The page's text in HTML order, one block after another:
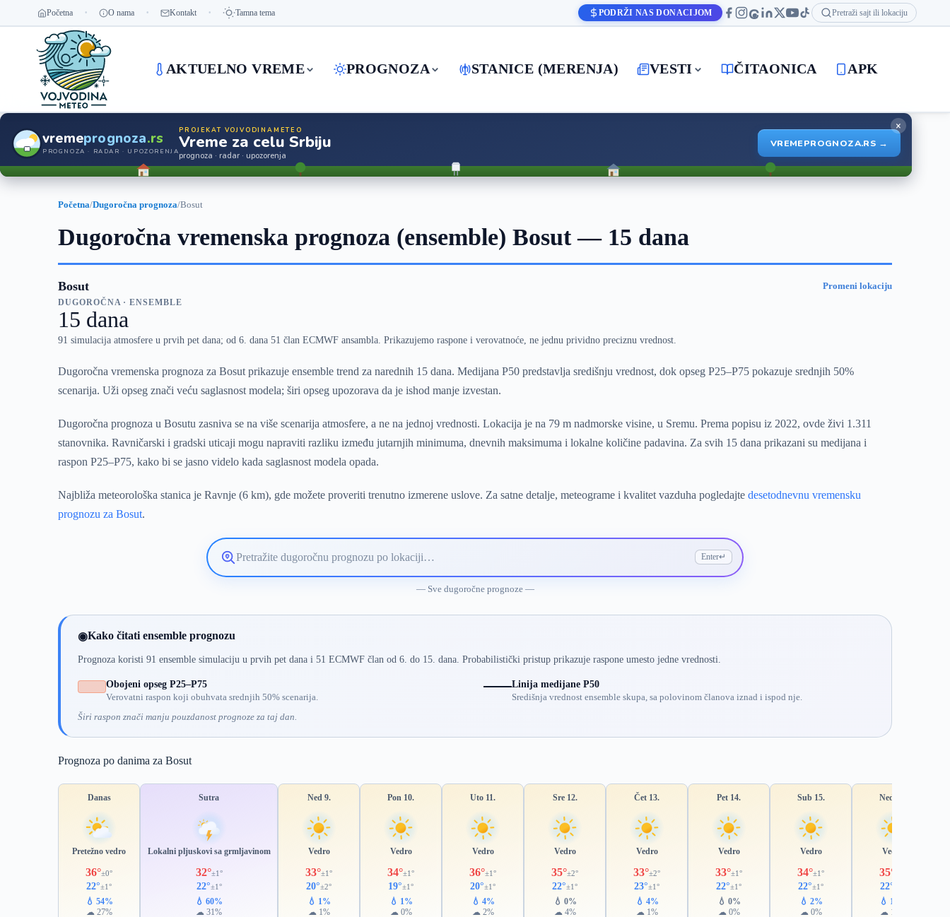
Početna O nama Kontakt Tamna tema PODRŽI NAS DONACIJOM Pretraži sajt ili lokaciju
AKTUELNO VREME PROGNOZA STANICE (MERENJA) VESTI ČITAONICA APK
vremeprognoza.rs
PROGNOZA · RADAR · UPOZORENJA
PROJEKAT VOJVODINAMETEO
Vreme za celu Srbiju
prognoza · radar · upozorenja
VREMEPROGNOZA.RS →
×
Početna/Dugoročna prognoza/Bosut
Dugoročna vremenska prognoza (ensemble) Bosut — 15 dana
Bosut Promeni lokaciju
DUGOROČNA · ENSEMBLE
15 dana
91 simulacija atmosfere u prvih pet dana; od 6. dana 51 član ECMWF ansambla. Prikazujemo raspone i verovatnoće, ne jednu prividno preciznu vrednost.
Dugoročna vremenska prognoza za Bosut prikazuje ensemble trend za narednih 15 dana. Medijana P50 predstavlja središnju vrednost, dok opseg P25–P75 pokazuje srednjih 50%
scenarija. Uži opseg znači veću saglasnost modela; širi opseg upozorava da je ishod manje izvestan.
Dugoročna prognoza u Bosutu zasniva se na više scenarija atmosfere, a ne na jednoj vrednosti. Lokacija je na 79 m nadmorske visine, u Sremu. Prema popisu iz 2022, ovde živi 1.311
stanovnika. Ravničarski i gradski uticaji mogu napraviti razliku između jutarnjih minimuma, dnevnih maksimuma i lokalne količine padavina. Za svih 15 dana prikazani su medijana i
raspon P25–P75, kako bi se jasno videlo kada saglasnost modela opada.
Najbliža meteorološka stanica je Ravnje (6 km), gde možete proveriti trenutno izmerene uslove. Za satne detalje, meteograme i kvalitet vazduha pogledajtedesetodnevnu vremensku
prognozu za Bosut.
Pretražite
lokaciju
Enter↵
— Sve dugoročne prognoze —
◉Kako čitati ensemble prognozu
Prognoza koristi 91 ensemble simulaciju u prvih pet dana i 51 ECMWF član od 6. do 15. dana. Probabilistički pristup prikazuje raspone umesto jedne vrednosti.
Obojeni opseg P25–P75
Verovatni raspon koji obuhvata srednjih 50% scenarija.
Linija medijane P50
Središnja vrednost ensemble skupa, sa polovinom članova iznad i ispod nje.
Širi raspon znači manju pouzdanost prognoze za taj dan.
Prognoza po danima za Bosut
Danas
Pretežno vedro
36°±0°
22°±1°
💧 54%
☁ 27%
Sutra
Lokalni pljuskovi sa grmljavinom
32°±1°
22°±1°
💧 60%
☁ 31%
Ned 9.
Vedro
33°±1°
20°±2°
💧 1%
☁ 1%
Pon 10.
Vedro
34°±1°
19°±1°
💧 1%
☁ 0%
Uto 11.
Vedro
36°±1°
20°±1°
💧 4%
☁ 2%
Sre 12.
Vedro
35°±2°
22°±1°
💧 0%
☁ 4%
Čet 13.
Vedro
33°±2°
23°±1°
💧 4%
☁ 1%
Pet 14.
Vedro
33°±1°
22°±1°
💧 0%
☁ 0%
Sub 15.
Vedro
34°±1°
22°±1°
💧 2%
☁ 0%
Ned 16.
Vedro
35°
22°
💧 14%
☁ 11%